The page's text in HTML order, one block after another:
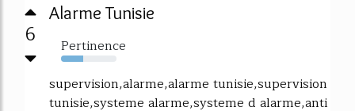
6
Alarme Tunisie
Pertinence
40%
supervision,alarme,alarme tunisie,supervision
tunisie,systeme alarme,systeme d alarme,anti